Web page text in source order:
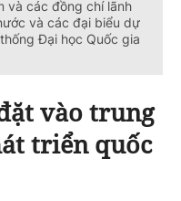
và các đồng chí lãnh
và các đại biểu dự
Đại học Quốc gia
vào trung
triển quốc